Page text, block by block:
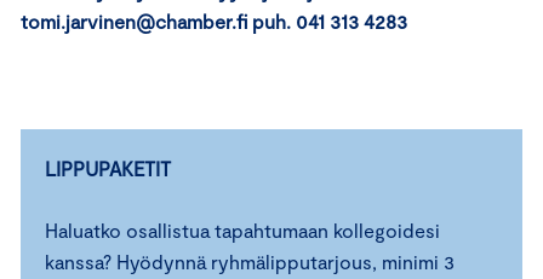
tomi.jarvinen@chamber.fi puh. 041 313 4283
LIPPUPAKETIT
Haluatko osallistua tapahtumaan kollegoidesi
kanssa? Hyödynnä ryhmälipputarjous, minimi 3